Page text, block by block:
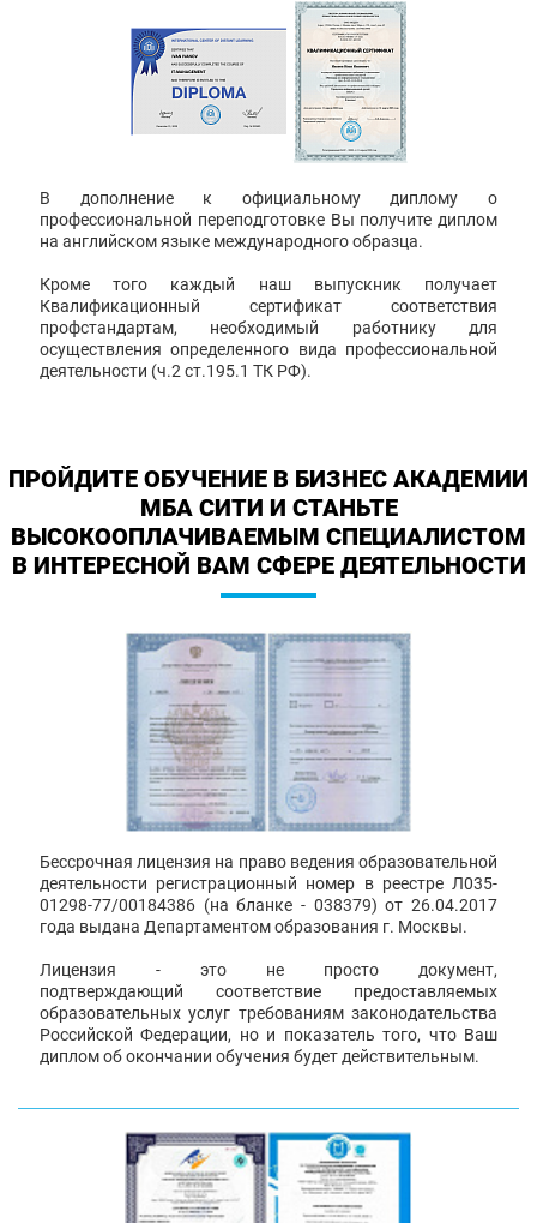
В дополнение к официальному диплому о
профессиональной переподготовке Вы получите диплом
на английском языке международного образца.
Кроме того каждый наш выпускник получает
Квалификационный сертификат соответствия
профстандартам, необходимый работнику для
осуществления определенного вида профессиональной
деятельности (ч.2 ст.195.1 ТК РФ).
ПРОЙДИТЕ ОБУЧЕНИЕ В БИЗНЕС АКАДЕМИИ
МБА СИТИ И СТАНЬТЕ
ВЫСОКООПЛАЧИВАЕМЫМ СПЕЦИАЛИСТОМ
В ИНТЕРЕСНОЙ ВАМ СФЕРЕ ДЕЯТЕЛЬНОСТИ
Бессрочная лицензия на право ведения образовательной
деятельности регистрационный номер в реестре Л035-
01298-77/00184386 (на бланке - 038379) от 26.04.2017
года выдана Департаментом образования г. Москвы.
Лицензия - это не просто документ,
подтверждающий соответствие предоставляемых
образовательных услуг требованиям законодательства
Российской Федерации, но и показатель того, что Ваш
диплом об окончании обучения будет действительным.